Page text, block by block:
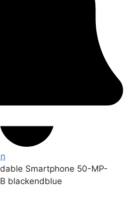
Smartphone 50-MP-
blackendblue